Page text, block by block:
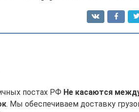
постах РФ Не касаются
. Мы обеспечиваем доставку